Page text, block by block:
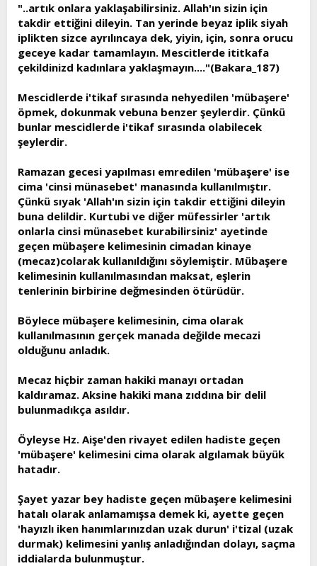
"..artık onlara yaklaşabilirsiniz. Allah'ın sizin için
takdir ettiğini dileyin. Tan yerinde beyaz iplik siyah
iplikten sizce ayrılıncaya dek, yiyin, için, sonra orucu
geceye kadar tamamlayın. Mescitlerde ititkafa
çekildinizd kadınlara yaklaşmayın...."(Bakara_187)
Mescidlerde i'tikaf sırasında nehyedilen 'mübaşere'
öpmek, dokunmak vebuna benzer şeylerdir. Çünkü
bunlar mescidlerde i'tikaf sırasında olabilecek
şeylerdir.
Ramazan gecesi yapılması emredilen 'mübaşere' ise
cima 'cinsi münasebet' manasında kullanılmıştır.
Çünkü sıyak 'Allah'ın sizin için takdir ettiğini dileyin
buna delildir. Kurtubi ve diğer müfessirler 'artık
onlarla cinsi münasebet kurabilirsiniz' ayetinde
geçen mübaşere kelimesinin cimadan kinaye
(mecaz)colarak kullanıldığını söylemiştir. Mübaşere
kelimesinin kullanılmasından maksat, eşlerin
tenlerinin birbirine değmesinden ötürüdür.
Böylece mübaşere kelimesinin, cima olarak
kullanılmasının gerçek manada değilde mecazi
olduğunu anladık.
Mecaz hiçbir zaman hakiki manayı ortadan
kaldıramaz. Aksine hakiki mana zıddına bir delil
bulunmadıkça asıldır.
Öyleyse Hz. Aişe'den rivayet edilen hadiste geçen
'mübaşere' kelimesini cima olarak algılamak büyük
hatadır.
Şayet yazar bey hadiste geçen mübaşere kelimesini
hatalı olarak anlamamışsa demek ki, ayette geçen
'hayızlı iken hanımlarınızdan uzak durun' i'tizal (uzak
durmak) kelimesini yanlış anladığından dolayı, saçma
iddialarda bulunmuştur.